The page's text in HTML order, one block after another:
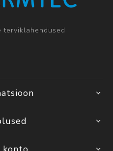
terviklahendused